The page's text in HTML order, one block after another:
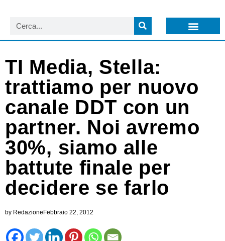
TI Media, Stella:
trattiamo per nuovo
canale DDT con un
partner. Noi avremo
30%, siamo alle
battute finale per
decidere se farlo
by Redazione Febbraio 22, 2012